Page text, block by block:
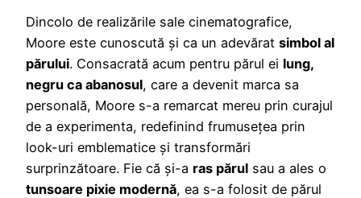
Dincolo de realizările sale cinematografice,
Moore este cunoscută și ca un adevărat simbol al
părului. Consacrată acum pentru părul ei lung,
negru ca abanosul, care a devenit marca sa
personală, Moore s-a remarcat mereu prin curajul
de a experimenta, redefinind frumusețea prin
look-uri emblematice și transformări
surprinzătoare. Fie că și-a ras părul sau a ales o
tunsoare pixie modernă, ea s-a folosit de părul